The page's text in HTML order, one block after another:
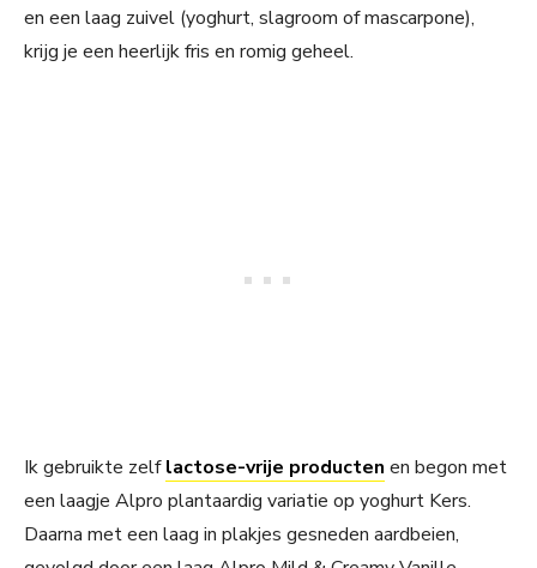
en een laag zuivel (yoghurt, slagroom of mascarpone),
krijg je een heerlijk fris en romig geheel.
Ik gebruikte zelflactose-vrije producten en begon met
een laagje Alpro plantaardig variatie op yoghurt Kers.
Daarna met een laag in plakjes gesneden aardbeien,